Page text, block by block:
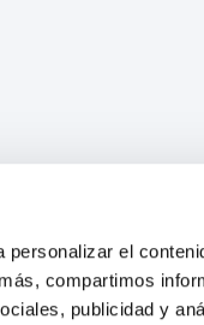
el
compartimos
publicidad y